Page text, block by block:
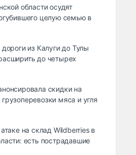
области осудят
целую семью в
дороги из Калуги до Тулы
до четырех
скидки на
мяса и угля
на склад Wildberries в
есть пострадавшие